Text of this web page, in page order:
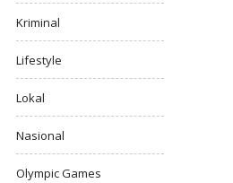
Kriminal
Lifestyle
Lokal
Nasional
Olympic Games